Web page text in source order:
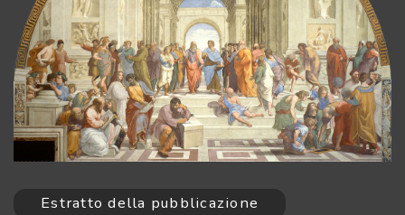
Estratto della pubblicazione